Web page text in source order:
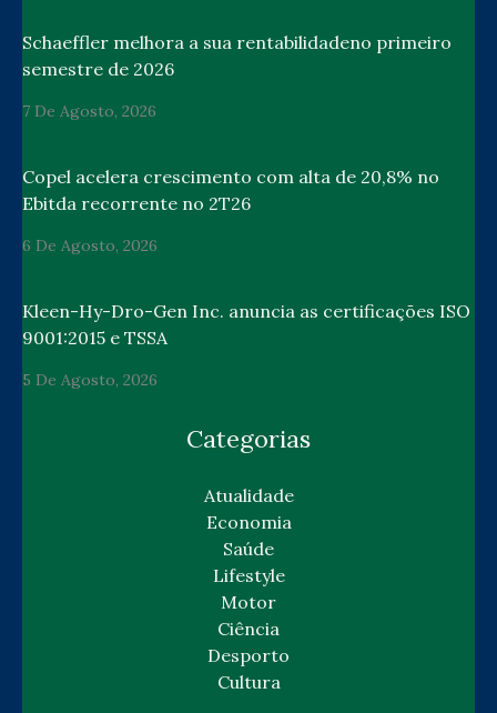
Schaeffler melhora a sua rentabilidadeno primeiro
semestre de 2026
7 De Agosto, 2026
Copel acelera crescimento com alta de 20,8% no
Ebitda recorrente no 2T26
6 De Agosto, 2026
Kleen-Hy-Dro-Gen Inc. anuncia as certificações ISO
9001:2015 e TSSA
5 De Agosto, 2026
Categorias
Atualidade
Economia
Saúde
Lifestyle
Motor
Ciência
Desporto
Cultura